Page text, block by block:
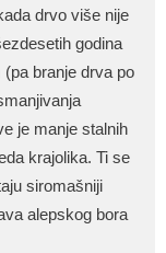
drvo više nije
godina
branje drva po
je manje stalnih
krajolika. Ti se
siromašniji
alepskog bora